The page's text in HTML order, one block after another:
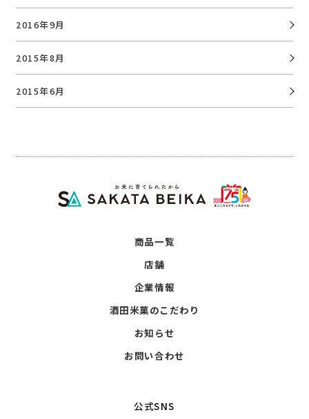
2016年9月
2015年8月
2015年6月
商品一覧
店舗
企業情報
酒田米菓のこだわり
お知らせ
お問い合わせ
公式SNS